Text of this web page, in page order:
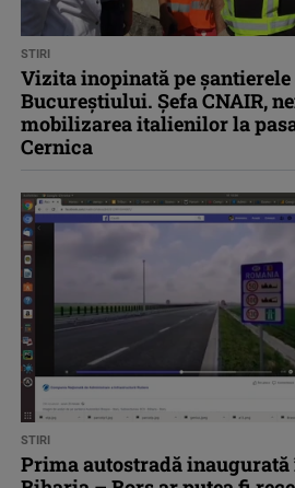
STIRI
Vizita inopinată pe
Bucureștiului. Șefa CNAIR,
mobilizarea italienilor la
Cernica
STIRI
Prima autostradă inaugurată